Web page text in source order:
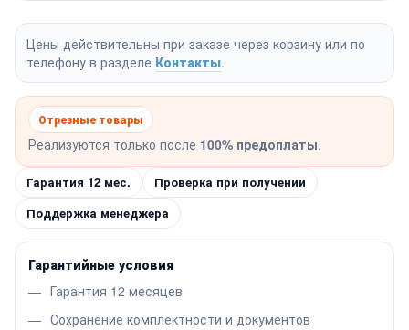
Цены действительны при заказе через корзину или по
телефону в разделе Контакты.
Отрезные товары
Реализуются только после 100% предоплаты.
Гарантия 12 мес.
Проверка при получении
Поддержка менеджера
Гарантийные условия
Гарантия 12 месяцев
Сохранение комплектности и документов